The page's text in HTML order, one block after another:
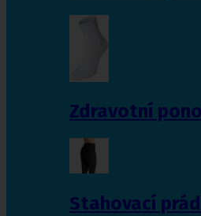
Zdravotní
Stahovací